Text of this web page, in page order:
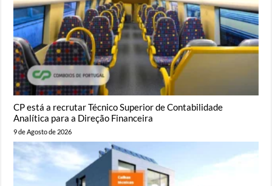
CP está a recrutar Técnico Superior de Contabilidade
Analítica para a Direção Financeira
9 de Agosto de 2026